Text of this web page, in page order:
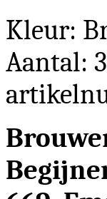
Kleur:
Aantal: